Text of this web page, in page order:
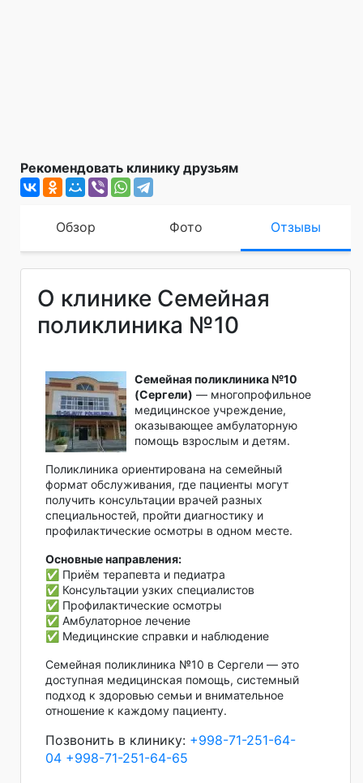
Рекомендовать клинику друзьям
Обзор Фото Отзывы
О клинике Семейная
поликлиника №10
Семейная поликлиника №10
(Сергели) — многопрофильное
медицинское учреждение,
оказывающее амбулаторную
помощь взрослым и детям.
Поликлиника ориентирована на семейный
формат обслуживания, где пациенты могут
получить консультации врачей разных
специальностей, пройти диагностику и
профилактические осмотры в одном месте.
Основные направления:
✅ Приём терапевта и педиатра
✅ Консультации узких специалистов
✅ Профилактические осмотры
✅ Амбулаторное лечение
✅ Медицинские справки и наблюдение
Семейная поликлиника №10 в Сергели — это
доступная медицинская помощь, системный
подход к здоровью семьи и внимательное
отношение к каждому пациенту.
Позвонить в клинику: +998-71-251-64-
04 +998-71-251-64-65